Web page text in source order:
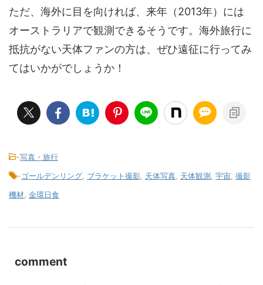
ただ、海外に目を向ければ、来年（2013年）には
オーストラリアで観測できるそうです。海外旅行に
抵抗がない天体ファンの方は、ぜひ遠征に行ってみ
てはいかがでしょうか！
-写真・旅行
-ゴールデンリング, ブラケット撮影, 天体写真, 天体観測, 宇宙, 撮影
機材, 金環日食
comment